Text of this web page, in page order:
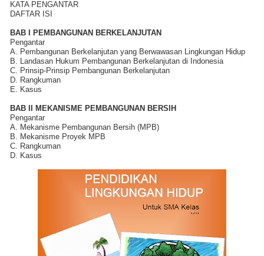
KATA PENGANTAR
DAFTAR ISI
BAB I PEMBANGUNAN BERKELANJUTAN
Pengantar
A. Pembangunan Berkelanjutan yang Berwawasan Lingkungan Hidup
B. Landasan Hukum Pembangunan Berkelanjutan di Indonesia
C. Prinsip-Prinsip Pembangunan Berkelanjutan
D. Rangkuman
E. Kasus
BAB II MEKANISME PEMBANGUNAN BERSIH
Pengantar
A. Mekanisme Pembangunan Bersih (MPB)
B. Mekanisme Proyek MPB
C. Rangkuman
D. Kasus